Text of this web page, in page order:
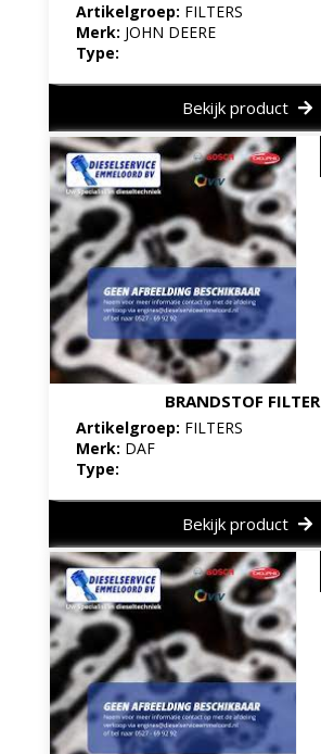
Artikelgroep: FILTERS
Merk: JOHN DEERE
Type:
Bekijk product
BRANDSTOF FILTER
Artikelgroep: FILTERS
Merk: DAF
Type:
Bekijk product